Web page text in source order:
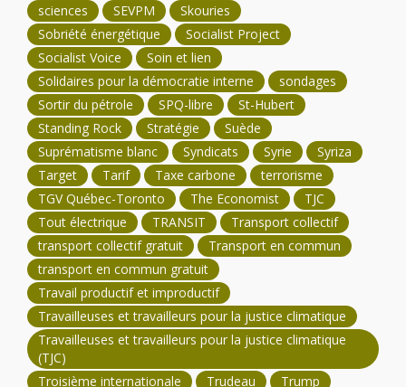
sciences
SEVPM
Skouries
Sobriété énergétique
Socialist Project
Socialist Voice
Soin et lien
Solidaires pour la démocratie interne
sondages
Sortir du pétrole
SPQ-libre
St-Hubert
Standing Rock
Stratégie
Suède
Suprématisme blanc
Syndicats Syrie
Syriza
Target
Tarif Taxe carbone
terrorisme
TGV Québec-Toronto
The Economist
TJC
Tout électrique
TRANSIT
Transport collectif
transport collectif gratuit
Transport en commun
transport en commun gratuit
Travail productif et improductif
Travailleuses et travailleurs pour la justice climatique
Travailleuses et travailleurs pour la justice climatique
(TJC)
Troisième internationale
Trudeau Trump